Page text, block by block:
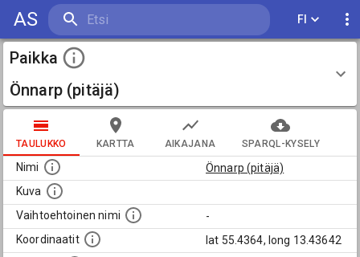
AS FI
Paikka
Önnarp (pitäjä)
TAULUKKO KARTTA AIKAJANA SPARQL-KYSELY
Nimi
Önnarp (pitäjä)
Kuva
Vaihtoehtoinen nimi
-
Koordinaatit
lat 55.4364, long 13.43642